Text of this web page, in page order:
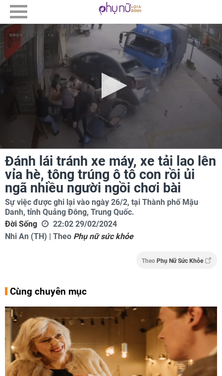
Đánh lái tránh xe máy, xe tải lao lên
vỉa hè, tông trúng ô tô con rồi ủi
ngã nhiều người ngồi chơi bài
Sự việc được ghi lại vào ngày 26/2, tại Thành phố Mậu
Danh, tỉnh Quảng Đông, Trung Quốc.
Đời Sống
22:02 29/02/2024
Nhi An (TH) | Theo Phụ nữ sức khỏe
Theo Phụ Nữ Sức Khỏe
Cùng chuyên mục